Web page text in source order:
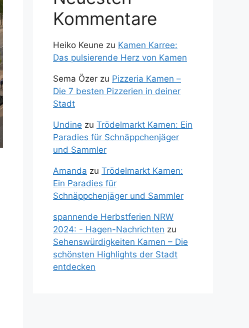
Kommentare
Heiko Keune zu Kamen Karree:
Das pulsierende Herz von Kamen
Sema Özer zu Pizzeria Kamen –
Die 7 besten Pizzerien in deiner
Stadt
Undine zu Trödelmarkt Kamen: Ein
Paradies für Schnäppchenjäger
und Sammler
Amanda zu Trödelmarkt Kamen:
Ein Paradies für
Schnäppchenjäger und Sammler
spannende Herbstferien NRW
2024: - Hagen-Nachrichten zu
Sehenswürdigkeiten Kamen – Die
schönsten Highlights der Stadt
entdecken